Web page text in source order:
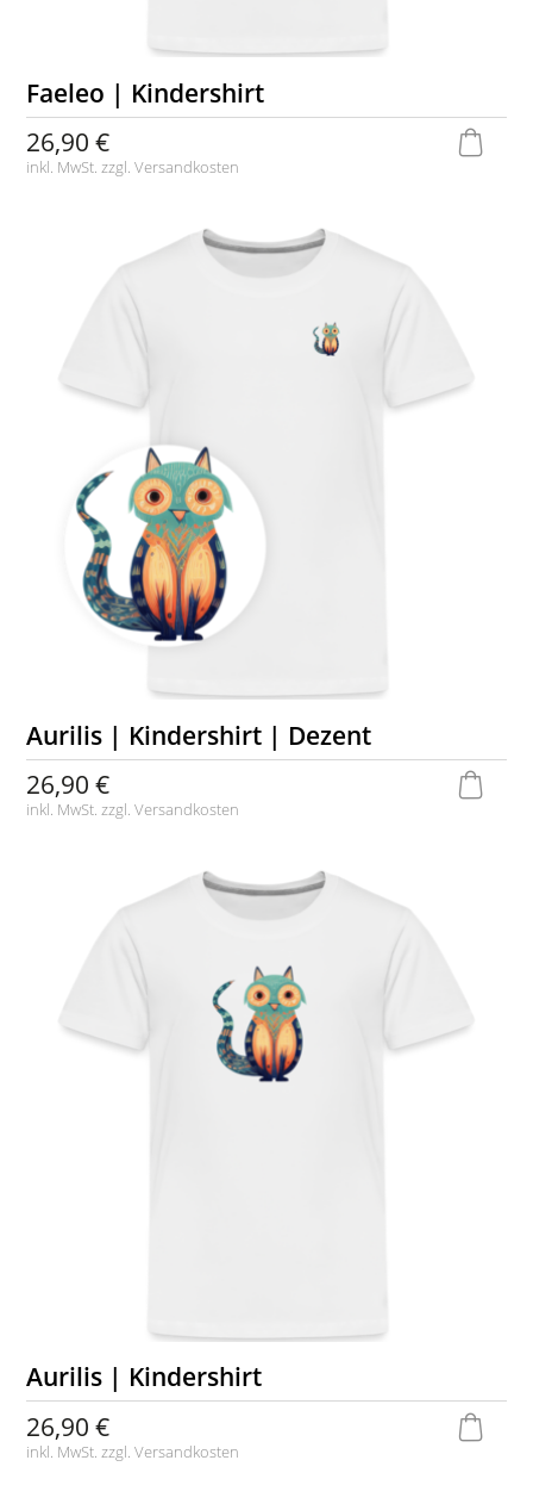
Faeleo | Kindershirt
26,90 €
inkl. MwSt. zzgl.Versandkosten
Aurilis | Kindershirt | Dezent
26,90 €
inkl. MwSt. zzgl.Versandkosten
Aurilis | Kindershirt
26,90 €
inkl. MwSt. zzgl.Versandkosten